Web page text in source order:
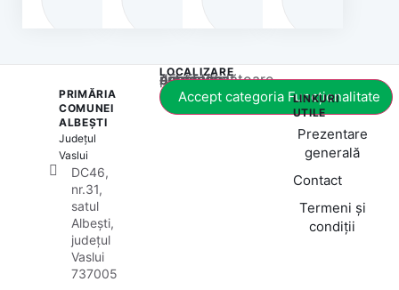
PRIMĂRIA
COMUNEI
ALBEȘTI
Județul
Vaslui
DC46,
nr.31,
satul
Albești,
județul
Vaslui
737005
LOCALIZARE
Acest conținut este blocat până când acceptați categoria corespunzătoare de cookie-uri.
Accept categoria Funcționalitate
LINKURI
UTILE
Prezentare
generală
Contact
Termeni și
condiții